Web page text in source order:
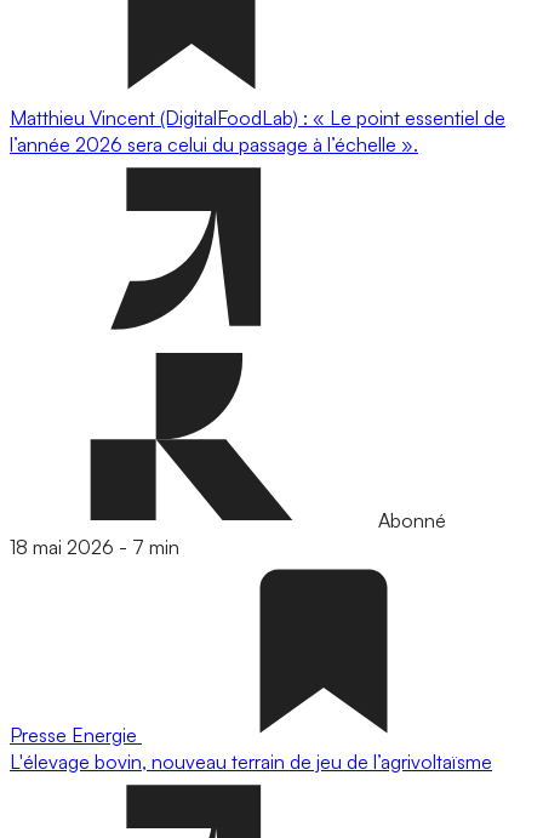
Matthieu Vincent (DigitalFoodLab) : « Le point essentiel de
l’année 2026 sera celui du passage à l’échelle ».
Abonné
18 mai 2026 - 7 min
Presse Energie
L'élevage bovin, nouveau terrain de jeu de l’agrivoltaïsme